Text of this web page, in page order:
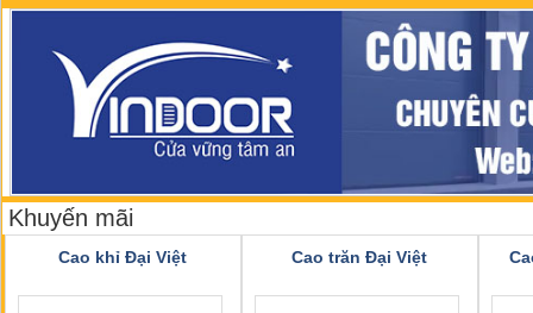
Khuyến mãi
Cao khỉ Đại Việt Cao trăn Đại Việt